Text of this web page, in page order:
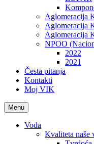
Aglomeracija
Aglomeracija
Aglomeracija
NPOO
2022
2021
Česta pitanja
Kontakti
Moj VIK
Menu
Voda
Kvaliteta naše